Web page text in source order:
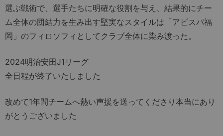
選ぶ戦術で、選手たちに明確な役割を与え、結果的にチー
ム全体の団結力を生み出す堅実なスタイルは「アビスパ福
岡」のフィロソフィとしてクラブ全体に染み渡った。
2024明治安田J1リーグ
全日程が終了いたしました
改めて1年間チームへ熱い声援を送ってくださり本当にあり
がとうございました